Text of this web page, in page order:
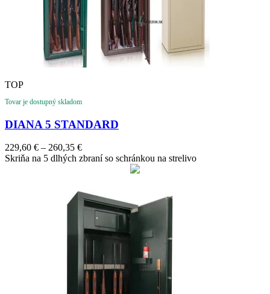
TOP
Tovar je dostupný skladom
DIANA 5 STANDARD
229,60 € – 260,35 €Price
range:
260,35 €
Skriňa na 5 dlhých zbraní so schránkou na strelivo